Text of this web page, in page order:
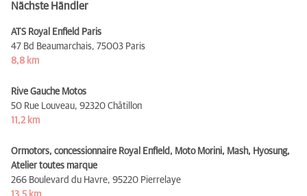
Nächste Händler
ATS Royal Enfield Paris
47 Bd Beaumarchais, 75003 Paris
8,8 km
Rive Gauche Motos
50 Rue Louveau, 92320 Châtillon
11,2 km
Ormotors, concessionnaire Royal Enfield, Moto Morini, Mash, Hyosung,
Atelier toutes marque
266 Boulevard du Havre, 95220 Pierrelaye